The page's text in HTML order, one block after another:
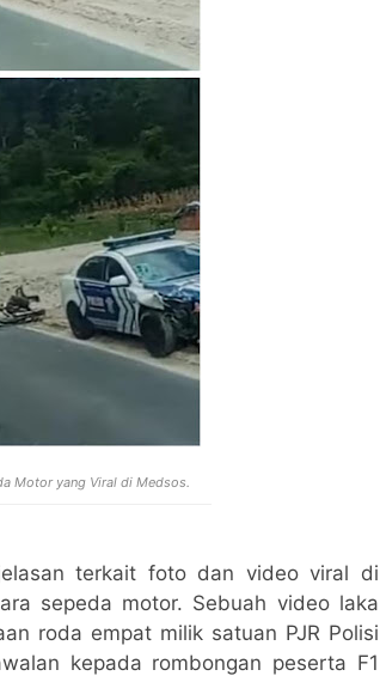
Motor yang Viral di Medsos.
terkait foto dan video viral di
sepeda motor. Sebuah video laka
roda empat milik satuan PJR Polisi
kepada rombongan peserta F1